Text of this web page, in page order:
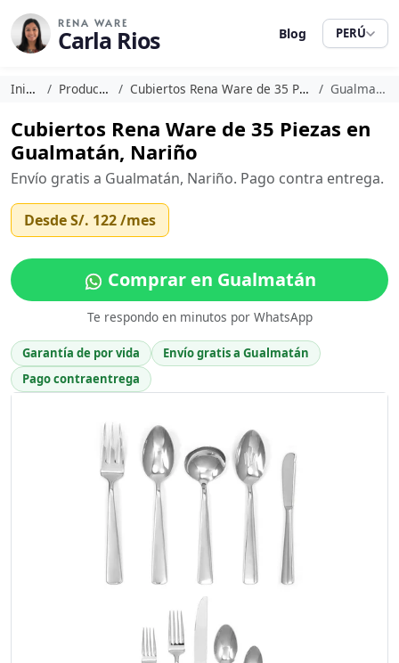
RENA WARE
Carla Rios Blog PERÚ
Inicio Productos Cubiertos Rena Ware de 35 Piezas Gualmatán
Cubiertos Rena Ware de 35 Piezas en
Gualmatán, Nariño
Envío gratis a Gualmatán, Nariño. Pago contra entrega.
DesdeS/. 122/mes
Comprar en Gualmatán
Te respondo en minutos por WhatsApp
Garantía de por vida
Envío gratis a Gualmatán
Pago contraentrega